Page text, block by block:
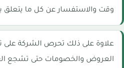
وقت والاستفسار عن كل ما يتعلق
علاوة على ذلك تحرص الشركة على
العروض والخصومات حتى تشجع